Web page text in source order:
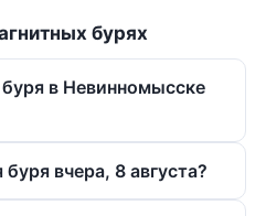
бурях
в Невинномысске
вчера, 8 августа?